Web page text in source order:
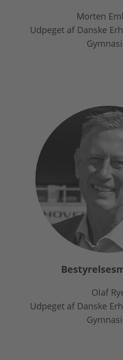
Morten
Udpeget af Danske
Olaf
Udpeget af Danske